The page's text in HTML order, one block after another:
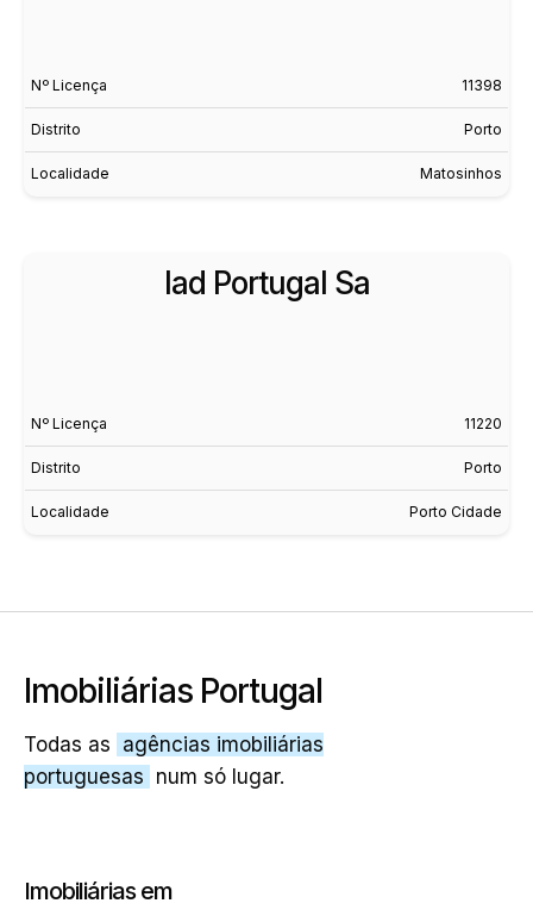
Nº Licença 11398
Distrito Porto
Localidade Matosinhos
Iad Portugal Sa
Nº Licença 11220
Distrito Porto
Localidade Porto Cidade
Imobiliárias Portugal
Todas as agências imobiliárias
portuguesas num só lugar.
Imobiliárias em